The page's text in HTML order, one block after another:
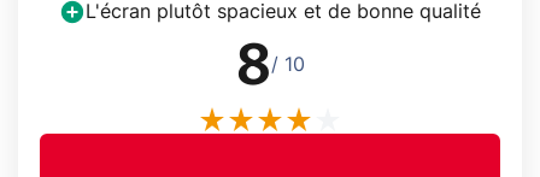
L'écran plutôt spacieux et de bonne qualité
8/ 10